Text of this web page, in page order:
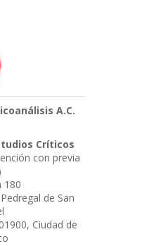
A.C.
Críticos
con previa
180
de San
Ciudad de